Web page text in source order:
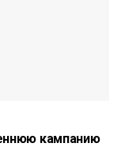
кампанию